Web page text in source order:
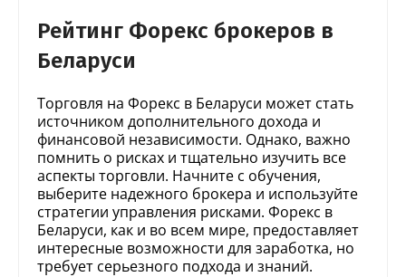
Рейтинг Форекс брокеров в
Беларуси
Торговля на Форекс в Беларуси может стать
источником дополнительного дохода и
финансовой независимости. Однако, важно
помнить о рисках и тщательно изучить все
аспекты торговли. Начните с обучения,
выберите надежного брокера и используйте
стратегии управления рисками. Форекс в
Беларуси, как и во всем мире, предоставляет
интересные возможности для заработка, но
требует серьезного подхода и знаний.